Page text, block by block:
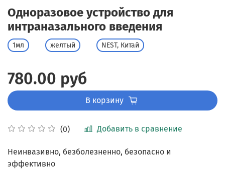
Одноразовое устройство для
интраназального введения
(0) Добавить в сравнение
1мл желтый NEST, Китай
780.00 руб
В корзину
Неинвазивно, безболезненно, безопасно и
эффективно